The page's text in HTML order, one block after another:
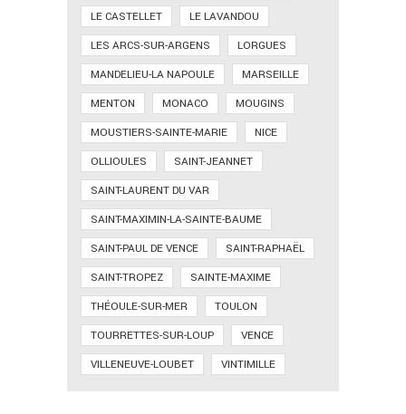
LE CASTELLET
LE LAVANDOU
LES ARCS-SUR-ARGENS
LORGUES
MANDELIEU-LA NAPOULE
MARSEILLE
MENTON
MONACO
MOUGINS
MOUSTIERS-SAINTE-MARIE
NICE
OLLIOULES
SAINT-JEANNET
SAINT-LAURENT DU VAR
SAINT-MAXIMIN-LA-SAINTE-BAUME
SAINT-PAUL DE VENCE
SAINT-RAPHAËL
SAINT-TROPEZ
SAINTE-MAXIME
THÉOULE-SUR-MER
TOULON
TOURRETTES-SUR-LOUP
VENCE
VILLENEUVE-LOUBET
VINTIMILLE